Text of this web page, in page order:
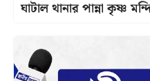
ঘাটাল থানার পান্না কৃষ্ণ